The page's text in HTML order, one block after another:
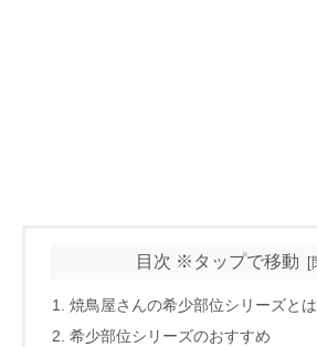
目次 ※タップで移動
焼鳥屋さんの希少部位シリーズとは
希少部位シリーズのおすすめ